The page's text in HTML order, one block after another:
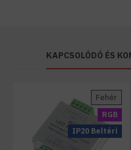
KAPCSOLÓDÓ ÉS
RGB
IP20 Beltéri
Fehér